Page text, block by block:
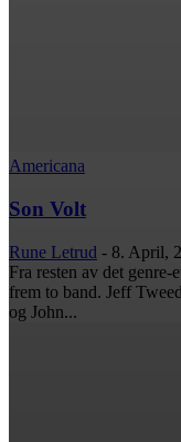
Americana
Son Volt
Rune Letrud - 8. April,
Fra resten av det
frem to band. Jeff
og John...